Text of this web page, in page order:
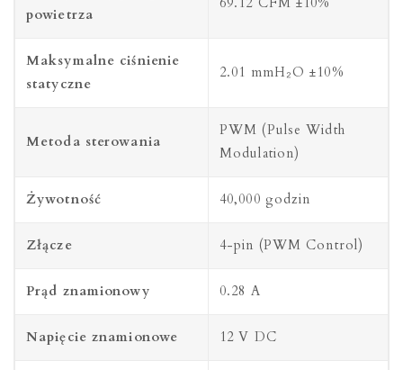
powietrza
Maksymalne ciśnienie
statyczne
2.01 mmH₂O ±10%
Metoda sterowania
PWM (Pulse Width
Modulation)
Żywotność 40,000 godzin
Złącze 4-pin (PWM Control)
Prąd znamionowy 0.28 A
Napięcie znamionowe 12 V DC